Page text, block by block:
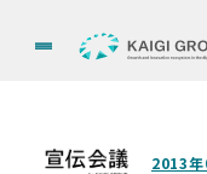
2013